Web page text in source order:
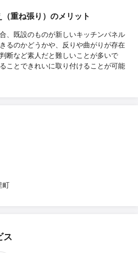
重ね張り）のメリット
、既設のものが新しいキッチンパネル
るのかどうかや、反りや曲がりが存在
断など素人だと難しいことが多いで
ことできれいに取り付けることが可能
町
ス